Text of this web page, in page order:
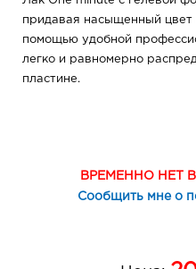
придавая насыщенный цвет
помощью удобной
легко и равномерно
пластине.
ВРЕМЕННО НЕТ
Сообщить мне о